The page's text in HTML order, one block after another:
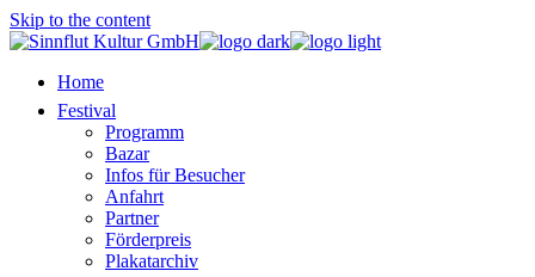
Skip to the content
Home
Festival
Programm
Bazar
Infos für Besucher
Anfahrt
Partner
Förderpreis
Plakatarchiv